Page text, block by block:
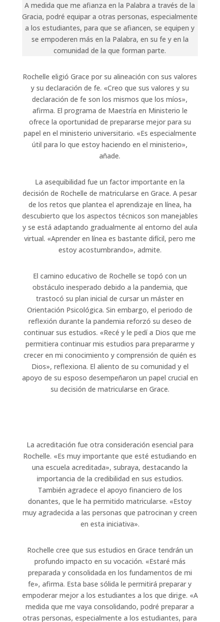
A medida que me afianza en la Palabra a través de la
Gracia, podré equipar a otras personas, especialmente
a los estudiantes, para que se afiancen, se equipen y
se empoderen más en la Palabra, en su fe y en la
comunidad de la que forman parte.
Rochelle eligió Grace por su alineación con sus valores
y su declaración de fe. «Creo que sus valores y su
declaración de fe son los mismos que los míos»,
afirma. El programa de Maestría en Ministerio le
ofrece la oportunidad de prepararse mejor para su
papel en el ministerio universitario. «Es especialmente
útil para lo que estoy haciendo en el ministerio»,
añade.
La asequibilidad fue un factor importante en la
decisión de Rochelle de matricularse en Grace. A pesar
de los retos que plantea el aprendizaje en línea, ha
descubierto que los aspectos técnicos son manejables
y se está adaptando gradualmente al entorno del aula
virtual. «Aprender en línea es bastante difícil, pero me
estoy acostumbrando», admite.
El camino educativo de Rochelle se topó con un
obstáculo inesperado debido a la pandemia, que
trastocó su plan inicial de cursar un máster en
Orientación Psicológica. Sin embargo, el periodo de
reflexión durante la pandemia reforzó su deseo de
continuar sus estudios. «Recé y le pedí a Dios que me
permitiera continuar mis estudios para prepararme y
crecer en mi conocimiento y comprensión de quién es
Dios», reflexiona. El aliento de su comunidad y el
apoyo de su esposo desempeñaron un papel crucial en
su decisión de matricularse en Grace.
La acreditación fue otra consideración esencial para
Rochelle. «Es muy importante que esté estudiando en
una escuela acreditada», subraya, destacando la
importancia de la credibilidad en sus estudios.
También agradece el apoyo financiero de los
donantes, que le ha permitido matricularse. «Estoy
muy agradecida a las personas que patrocinan y creen
en esta iniciativa».
Rochelle cree que sus estudios en Grace tendrán un
profundo impacto en su vocación. «Estaré más
preparada y consolidada en los fundamentos de mi
fe», afirma. Esta base sólida le permitirá preparar y
empoderar mejor a los estudiantes a los que dirige. «A
medida que me vaya consolidando, podré preparar a
otras personas, especialmente a los estudiantes, para